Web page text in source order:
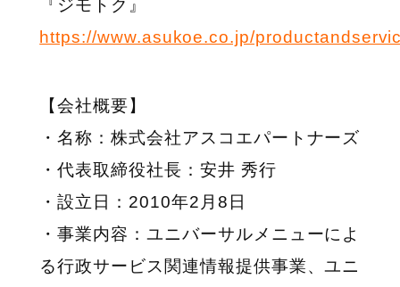
『ジモトク』
https://www.asukoe.co.jp/
【会社概要】
・名称：株式会社アスコエパートナーズ
・代表取締役社長：安井 秀行
・設立日：2010年2月8日
・事業内容：ユニバーサルメニューによ
る行政サービス関連情報提供事業、ユニ